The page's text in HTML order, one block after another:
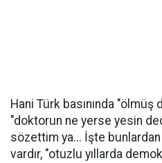
Hani Türk basınında "ölmüş
"doktorun ne yerse yesin
sözettim ya... İşte bunlardan
vardır, "otuzlu yıllarda